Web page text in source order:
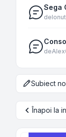
Sega
de
de
Subiect
Înapoi la